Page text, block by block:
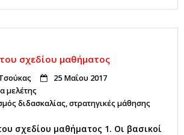
k
e
dI
n
ai
l
σχεδίου μαθήματος
25 Μαΐου 2017
μελέτης
διδασκαλίας,στρατηγικές μάθησης
σχεδίου μαθήματος 1. Οι βασικοί